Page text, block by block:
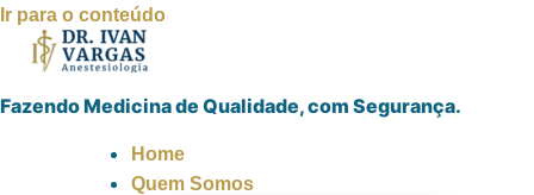
Ir para o conteúdo
Fazendo Medicina de Qualidade, com Segurança.
Home
Quem Somos